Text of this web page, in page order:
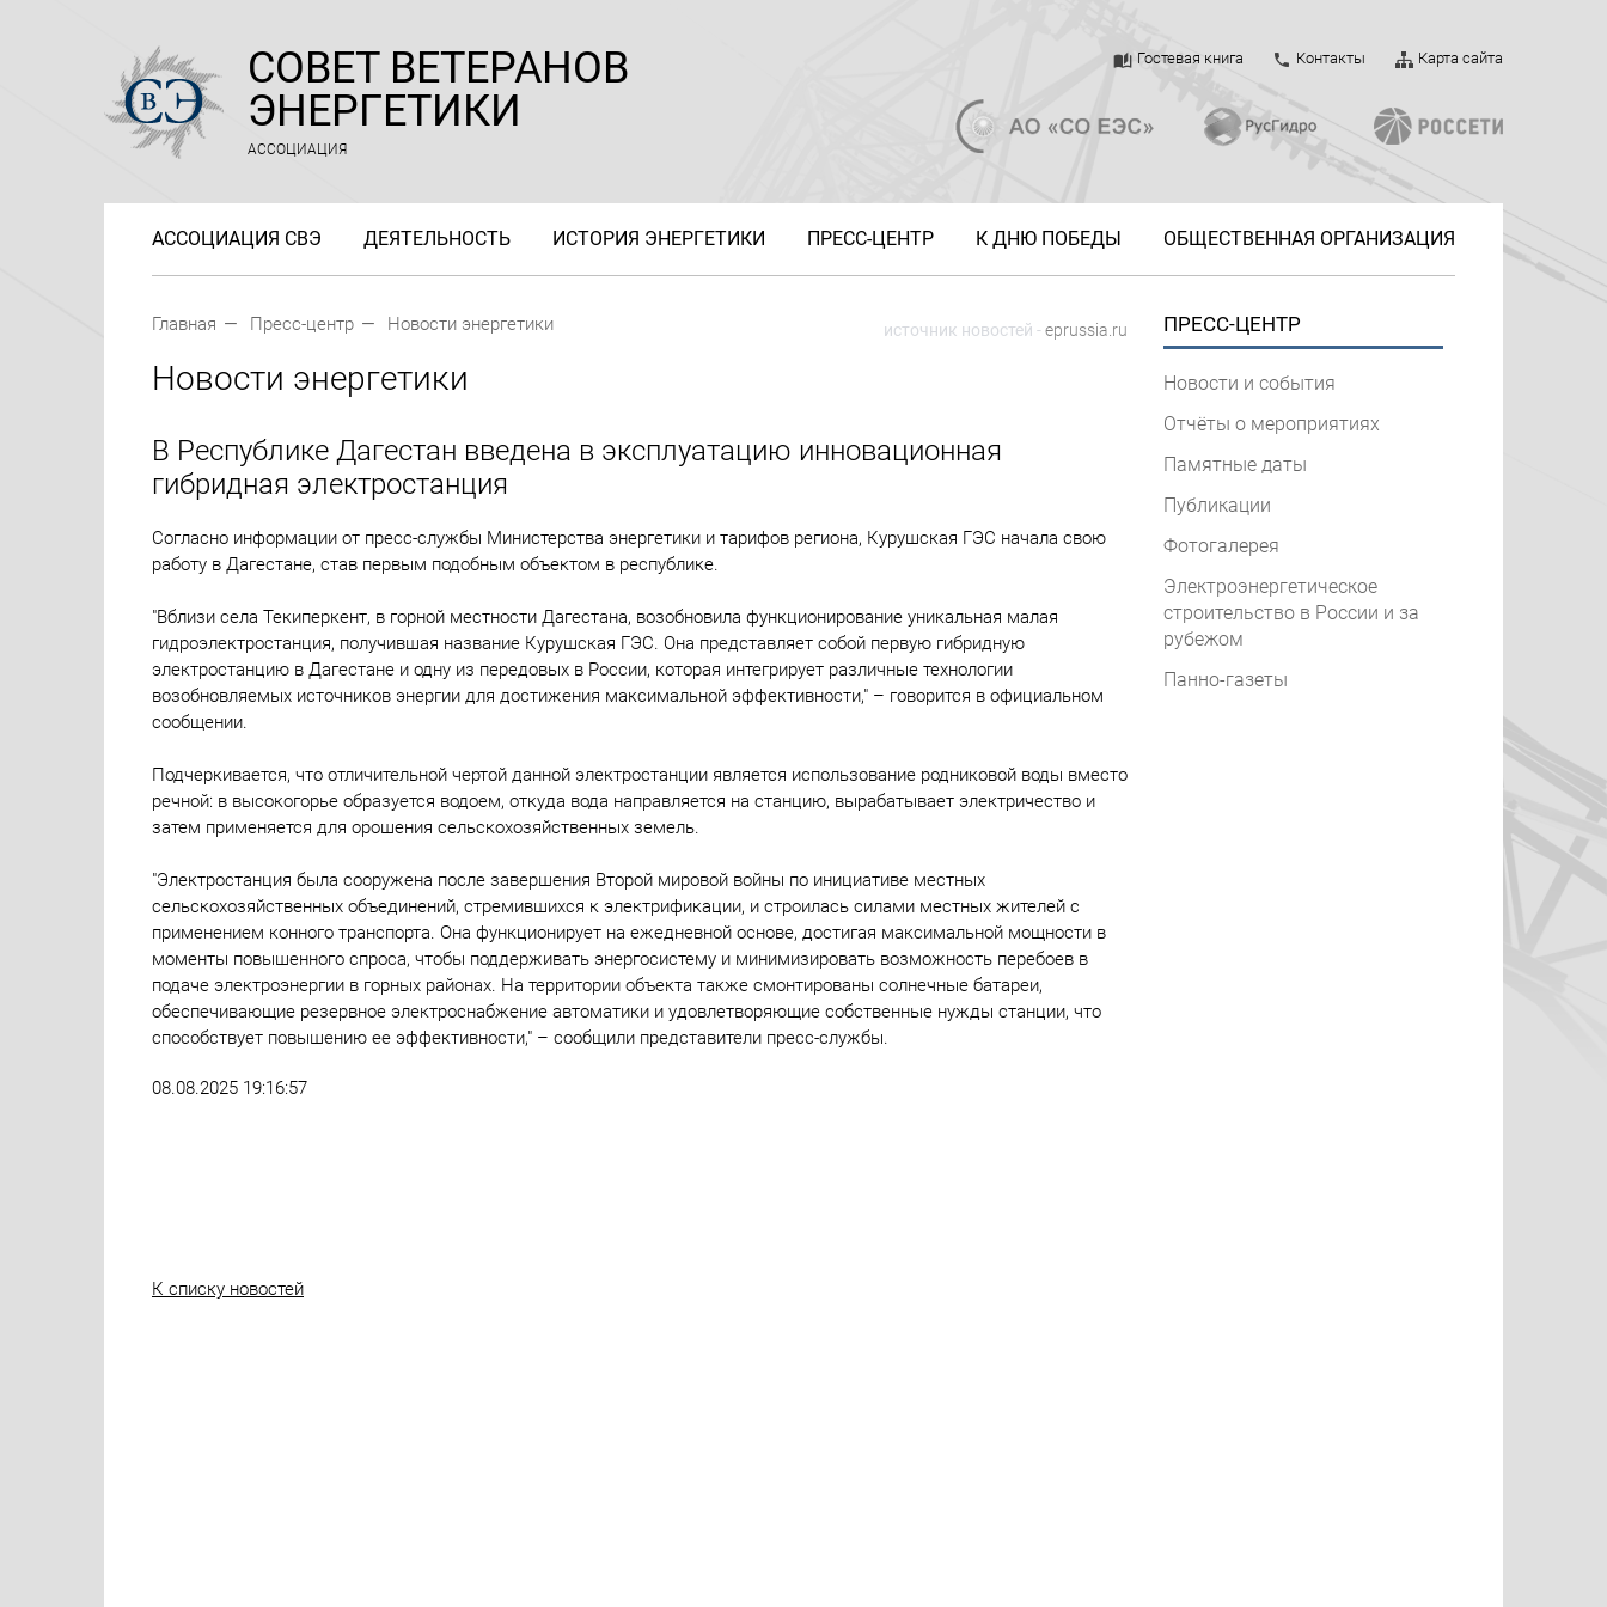
СОВЕТ ВЕТЕРАНОВ
ЭНЕРГЕТИКИ
АССОЦИАЦИЯ
Гостевая книга Контакты Карта сайта
АССОЦИАЦИЯ СВЭ ДЕЯТЕЛЬНОСТЬ ИСТОРИЯ ЭНЕРГЕТИКИ ПРЕСС-ЦЕНТР К ДНЮ ПОБЕДЫ ОБЩЕСТВЕННАЯ ОРГАНИЗАЦИЯ
Главная Пресс-центр Новости энергетики
Новости энергетики
источник новостей -eprussia.ru
В Республике Дагестан введена в эксплуатацию инновационная
гибридная электростанция
Согласно информации от пресс-службы Министерства энергетики и тарифов региона, Курушская ГЭС начала свою
работу в Дагестане, став первым подобным объектом в республике.
"Вблизи села Текиперкент, в горной местности Дагестана, возобновила функционирование уникальная малая
гидроэлектростанция, получившая название Курушская ГЭС. Она представляет собой первую гибридную
электростанцию в Дагестане и одну из передовых в России, которая интегрирует различные технологии
возобновляемых источников энергии для достижения максимальной эффективности," – говорится в официальном
сообщении.
Подчеркивается, что отличительной чертой данной электростанции является использование родниковой воды вместо
речной: в высокогорье образуется водоем, откуда вода направляется на станцию, вырабатывает электричество и
затем применяется для орошения сельскохозяйственных земель.
"Электростанция была сооружена после завершения Второй мировой войны по инициативе местных
сельскохозяйственных объединений, стремившихся к электрификации, и строилась силами местных жителей с
применением конного транспорта. Она функционирует на ежедневной основе, достигая максимальной мощности в
моменты повышенного спроса, чтобы поддерживать энергосистему и минимизировать возможность перебоев в
подаче электроэнергии в горных районах. На территории объекта также смонтированы солнечные батареи,
обеспечивающие резервное электроснабжение автоматики и удовлетворяющие собственные нужды станции, что
способствует повышению ее эффективности," – сообщили представители пресс-службы.
08.08.2025 19:16:57
К списку новостей
ПРЕСС-ЦЕНТР
Новости и события
Отчёты о мероприятиях
Памятные даты
Публикации
Фотогалерея
Электроэнергетическое
строительство в России и за
рубежом
Панно-газеты